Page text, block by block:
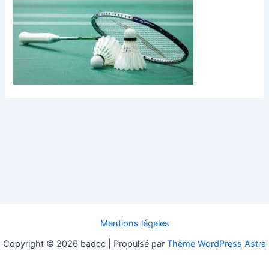
Mentions légales
Copyright © 2026 badcc | Propulsé par Thème WordPress Astra